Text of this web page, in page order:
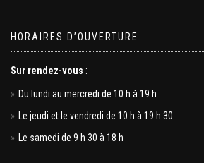
HORAIRES D’OUVERTURE
Sur rendez-vous :
Du lundi au mercredi de 10 h à 19 h
Le jeudi et le vendredi de 10 h à 19 h 30
Le samedi de 9 h 30 à 18 h